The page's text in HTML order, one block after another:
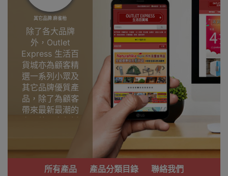
其它品牌 麻雀枱
除了各大品牌
外，Outlet
Express 生活百
貨城亦為顧客精
選一系列小眾及
其它品牌優質產
品，除了為顧客
帶來最新最潮的
產品外，亦包括
功能齊備的產
品。
所有產品 產品分類目錄 聯絡我們